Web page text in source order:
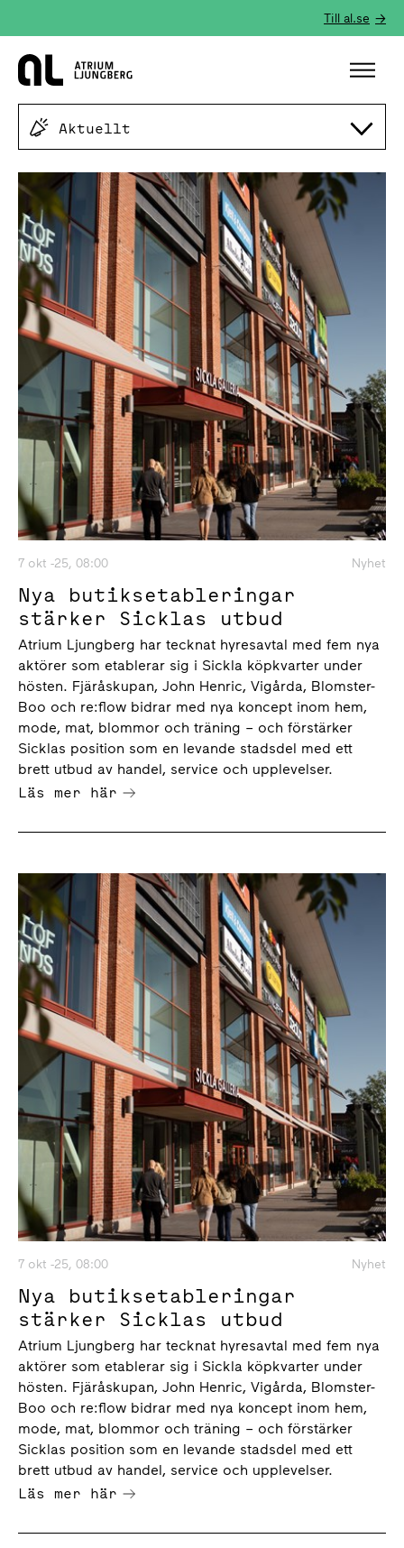
Till al.se
Hem
Aktuellt
7 okt -25, 08:00 Nyhet
Nya butiksetableringar
stärker Sicklas utbud
Atrium Ljungberg har tecknat hyresavtal med fem nya
aktörer som etablerar sig i Sickla köpkvarter under
hösten. Fjäråskupan, John Henric, Vigårda, Blomster-
Boo och re:flow bidrar med nya koncept inom hem,
mode, mat, blommor och träning – och förstärker
Sicklas position som en levande stadsdel med ett
brett utbud av handel, service och upplevelser.
Läs mer här
7 okt -25, 08:00 Nyhet
Nya butiksetableringar
stärker Sicklas utbud
Atrium Ljungberg har tecknat hyresavtal med fem nya
aktörer som etablerar sig i Sickla köpkvarter under
hösten. Fjäråskupan, John Henric, Vigårda, Blomster-
Boo och re:flow bidrar med nya koncept inom hem,
mode, mat, blommor och träning – och förstärker
Sicklas position som en levande stadsdel med ett
brett utbud av handel, service och upplevelser.
Läs mer här